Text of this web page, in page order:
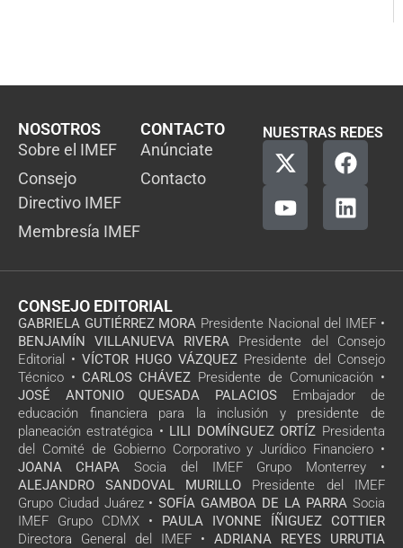
NOSOTROS
Sobre el IMEF
Consejo
Directivo IMEF
Membresía IMEF
CONTACTO
Anúnciate
Contacto
NUESTRAS REDES
CONSEJO EDITORIAL
GABRIELA GUTIÉRREZ MORA Presidente Nacional del IMEF •
BENJAMÍN VILLANUEVA RIVERA Presidente del Consejo
Editorial • VÍCTOR HUGO VÁZQUEZ Presidente del Consejo
Técnico • CARLOS CHÁVEZ Presidente de Comunicación •
JOSÉ ANTONIO QUESADA PALACIOS Embajador de
educación financiera para la inclusión y presidente de
planeación estratégica • LILI DOMÍNGUEZ ORTÍZ Presidenta
del Comité de Gobierno Corporativo y Jurídico Financiero •
JOANA CHAPA Socia del IMEF Grupo Monterrey •
ALEJANDRO SANDOVAL MURILLO Presidente del IMEF
Grupo Ciudad Juárez • SOFÍA GAMBOA DE LA PARRA Socia
IMEF Grupo CDMX •
PAULA IVONNE ÍÑIGUEZ COTTIER
Directora General del IMEF • ADRIANA REYES URRUTIA